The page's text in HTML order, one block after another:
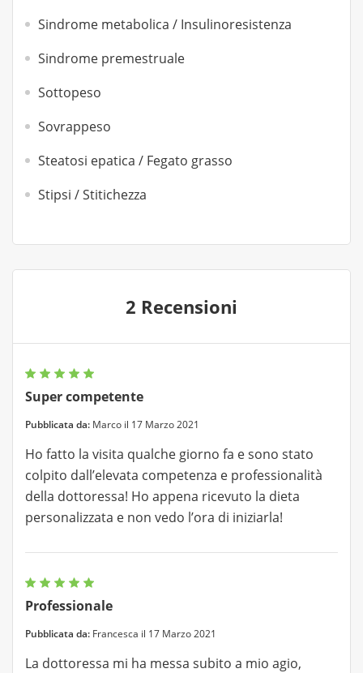
Sindrome metabolica / Insulinoresistenza
Sindrome premestruale
Sottopeso
Sovrappeso
Steatosi epatica / Fegato grasso
Stipsi / Stitichezza
2 Recensioni
Super competente
Pubblicata da: Marco il 17 Marzo 2021
Ho fatto la visita qualche giorno fa e sono stato
colpito dall’elevata competenza e professionalità
della dottoressa! Ho appena ricevuto la dieta
personalizzata e non vedo l’ora di iniziarla!
Professionale
Pubblicata da: Francesca il 17 Marzo 2021
La dottoressa mi ha messa subito a mio agio,